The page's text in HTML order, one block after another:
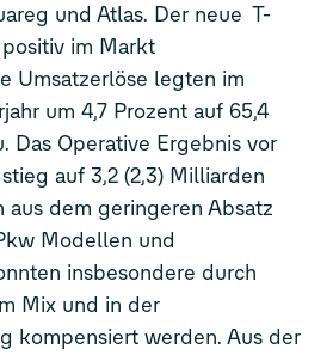
und Atlas. Der neue T-
im Markt
Umsatzerlöse legten im
um 4,7 Prozent auf 65,4
Das Operative Ergebnis vor
auf 3,2 (2,3) Milliarden
aus dem geringeren Absatz
Modellen und
insbesondere durch
Mix und in der
kompensiert werden. Aus der